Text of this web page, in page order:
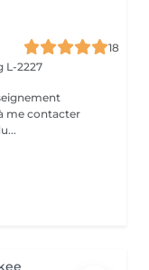
18
L-2227
me contacter